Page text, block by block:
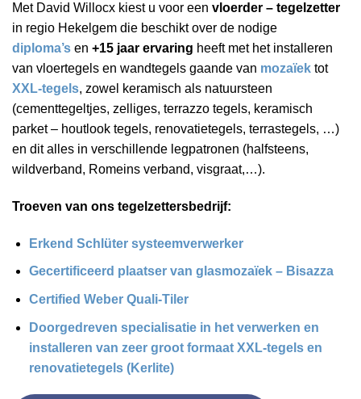
Met David Willocx kiest u voor een vloerder – tegelzetter
in regio Hekelgem die beschikt over de nodige
diploma’s en +15 jaar ervaring heeft met het installeren
van vloertegels en wandtegels gaande van mozaïek tot
XXL-tegels, zowel keramisch als natuursteen
(cementtegeltjes, zelliges, terrazzo tegels, keramisch
parket – houtlook tegels, renovatietegels, terrastegels, …)
en dit alles in verschillende legpatronen (halfsteens,
wildverband, Romeins verband, visgraat,…).
Troeven van ons tegelzettersbedrijf:
Erkend Schlüter systeemverwerker
Gecertificeerd plaatser van glasmozaïek – Bisazza
Certified Weber Quali-Tiler
Doorgedreven specialisatie in het verwerken en
installeren van zeer groot formaat XXL-tegels en
renovatietegels (Kerlite)